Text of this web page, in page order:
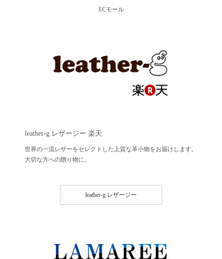
ECモール
leather-g レザージー 楽天
世界の一流レザーをセレクトした上質な革小物をお届けします。
大切な方への贈り物に。
leather-g レザージー